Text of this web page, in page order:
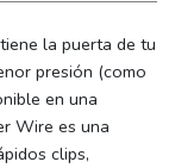
la puerta de tu
presión (como
en una
Wire es una
clips,